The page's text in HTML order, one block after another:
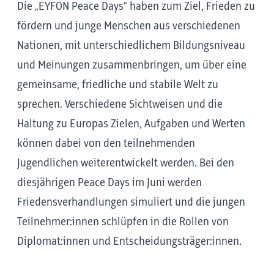
Die „EYFON Peace Days“ haben zum Ziel, Frieden zu
fördern und junge Menschen aus verschiedenen
Nationen, mit unterschiedlichem Bildungsniveau
und Meinungen zusammenbringen, um über eine
gemeinsame, friedliche und stabile Welt zu
sprechen. Verschiedene Sichtweisen und die
Haltung zu Europas Zielen, Aufgaben und Werten
können dabei von den teilnehmenden
Jugendlichen weiterentwickelt werden. Bei den
diesjährigen Peace Days im Juni werden
Friedensverhandlungen simuliert und die jungen
Teilnehmer:innen schlüpfen in die Rollen von
Diplomat:innen und Entscheidungsträger:innen.